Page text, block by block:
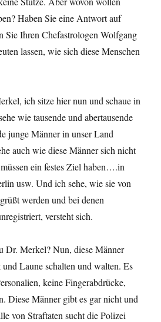
Haben Sie eine Antwort auf
Sie Ihren Chefastrologen Wolfgang
lassen, wie sich diese Menschen
ich sitze hier nun und schaue in
wie tausende und abertausende
junge Männer in unser Land
auch wie diese Männer sich nicht
ein festes Ziel haben….in
usw. Und ich sehe, wie sie von
werden und bei denen
versteht sich.
Dr. Merkel? Nun, diese Männer
Laune schalten und walten. Es
keine Fingerabdrücke,
Diese Männer gibt es gar nicht und
von Straftaten sucht die Polizei